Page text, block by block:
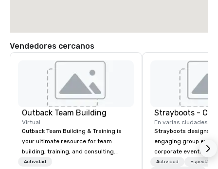
Vendedores cercanos
Outback Team Building
Virtual
Outback Team Building & Training is
your ultimate resource for team
building, training, and consulting.
Recommended by over 30,000+
Actividad
En varias ciudades
Strayboots designs
engaging group
corporate events
We operate in 300+
Actividad